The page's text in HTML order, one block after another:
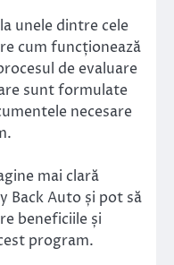
unele dintre cele
cum funcționează
de evaluare
sunt formulate
necesare
mai clară
Back Auto și pot să
beneficiile și
program.